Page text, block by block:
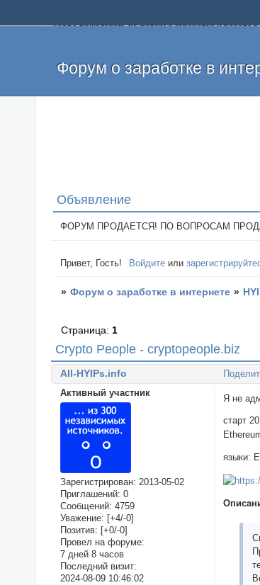
Добро пожаловать на форум о заработке и работе
и оставлять свои отзывы. Если вы знаете, что
легкие деньги без вложений и регистрации уже
Форум о заработке в
Объявление
ФОРУМ ПРОДАЕТСЯ! ПО ВОПРОСАМ ПРОДАЖИ
Привет, Гость! Войдите или
» Форум о заработке в интернете »
Crypto People - cryptopeople.biz
Страница: 1
All-HYIPs.info
Активный участник
Зарегистрирован: 2013-05-02
Приглашений: 0
Сообщений: 4759
Уважение: [+4/-0]
Позитив: [+0/-0]
Провел на форуме:
7 дней 8 часов
Последний визит:
2024-08-09 10:46:02
Я не
старт
языки: